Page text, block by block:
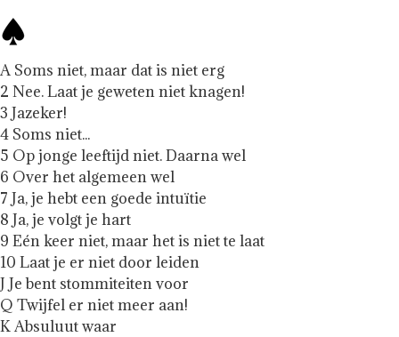
A Soms niet, maar dat is niet erg
2 Nee. Laat je geweten niet knagen!
3 Jazeker!
4 Soms niet...
5 Op jonge leeftijd niet. Daarna wel
6 Over het algemeen wel
7 Ja, je hebt een goede intuïtie
8 Ja, je volgt je hart
9 Eén keer niet, maar het is niet te laat
10 Laat je er niet door leiden
J Je bent stommiteiten voor
Q Twijfel er niet meer aan!
K Absuluut waar